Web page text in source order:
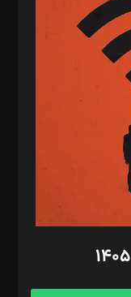
سروش کرمیان،
فائزه فتحی